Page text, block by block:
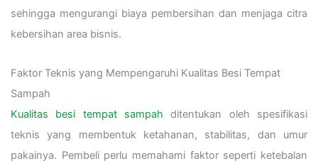
sehingga mengurangi biaya pembersihan dan menjaga citra
kebersihan area bisnis.
Faktor Teknis yang Mempengaruhi Kualitas Besi Tempat
Sampah
Kualitas besi tempat sampah ditentukan oleh spesifikasi
teknis yang membentuk ketahanan, stabilitas, dan umur
pakainya. Pembeli perlu memahami faktor seperti ketebalan